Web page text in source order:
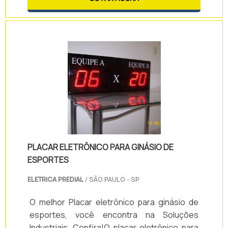
diretamente ao piso, garantindo-se maior
segurança e higiene e evitando-se os danos
seja em: - Armazéns; - Indústrias; - Comérc.
PLACAR ELETRÔNICO PARA GINÁSIO DE
ESPORTES
ELETRICA PREDIAL / SÃO PAULO - SP
O melhor Placar eletrônico para ginásio de
esportes, você encontra na Soluções